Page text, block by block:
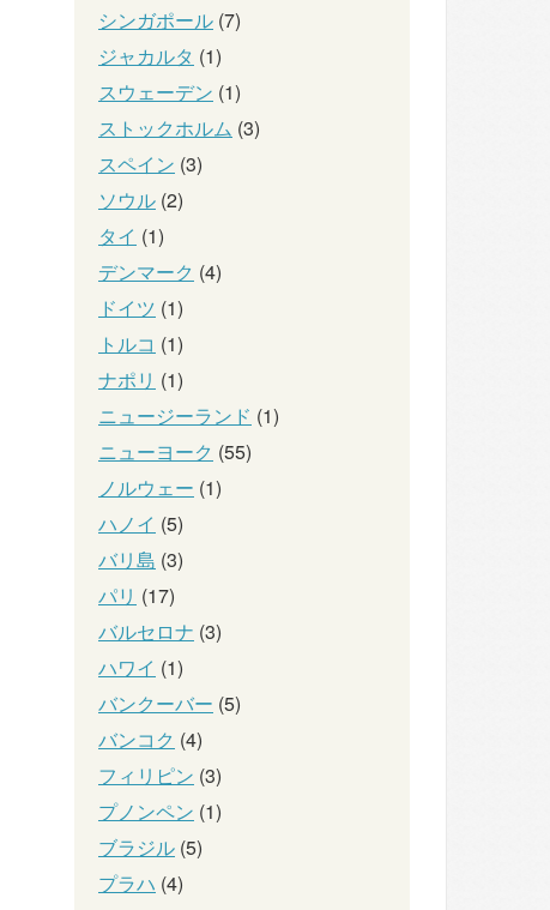
シンガポール (7)
ジャカルタ (1)
スウェーデン (1)
ストックホルム (3)
スペイン (3)
ソウル (2)
タイ (1)
デンマーク (4)
ドイツ (1)
トルコ (1)
ナポリ (1)
ニュージーランド (1)
ニューヨーク (55)
ノルウェー (1)
ハノイ (5)
バリ島 (3)
パリ (17)
バルセロナ (3)
ハワイ (1)
バンクーバー (5)
バンコク (4)
フィリピン (3)
プノンペン (1)
ブラジル (5)
プラハ (4)